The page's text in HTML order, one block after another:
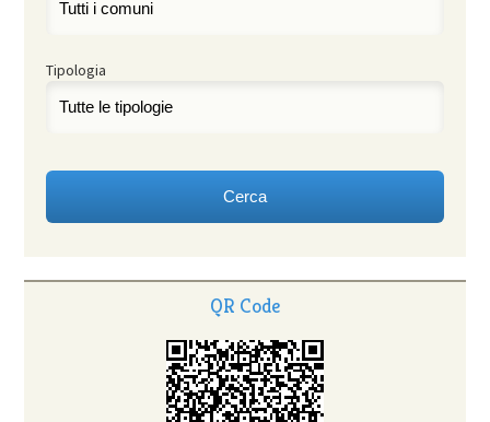
Tipologia
QR Code